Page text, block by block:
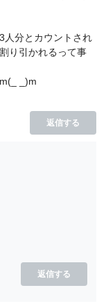
人分とカウントされ
り引かれるって事
_)m
返信する
返信する